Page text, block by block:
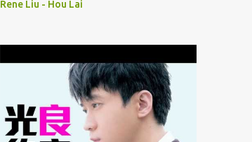
Rene Liu - Hou Lai